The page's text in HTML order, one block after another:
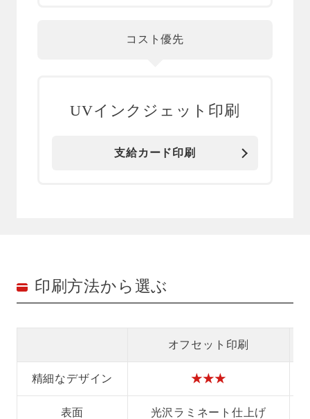
コスト優先
UVインクジェット印刷
支給カード印刷
印刷方法から選ぶ
オフセット印刷
精細なデザイン ★★★
表面 光沢ラミネート仕上げ